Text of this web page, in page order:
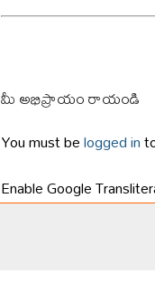
మీ అభిప్రాయం రాయండి
You must belogged in
Enable Google